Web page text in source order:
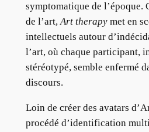
symptomatique de l’époque.
de l’art,Art therapymet en
intellectuels autour
l’art, où chaque participant,
stéréotypé, semble enfermé
discours.
Loin de créer des avatars
procédé d’identification